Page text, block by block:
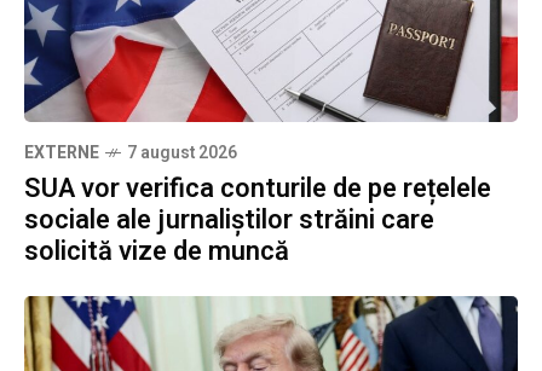
EXTERNE 7 august 2026
SUA vor verifica conturile de pe rețelele
sociale ale jurnaliștilor străini care
solicită vize de muncă